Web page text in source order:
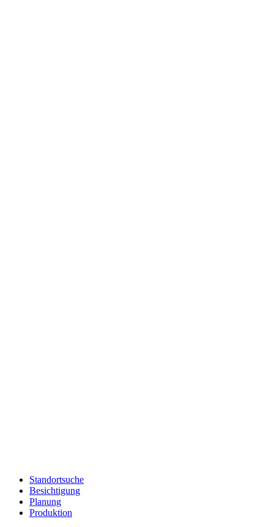
Standortsuche
Besichtigung
Planung
Produktion